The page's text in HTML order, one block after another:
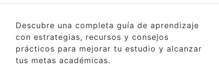
Descubre una completa guía de aprendizaje
con estrategias, recursos y consejos
prácticos para mejorar tu estudio y alcanzar
tus metas académicas.